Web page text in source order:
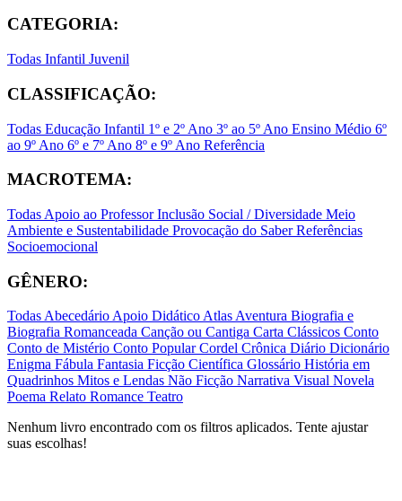
CATEGORIA:
Todas Infantil Juvenil
CLASSIFICAÇÃO:
Todas Educação Infantil 1º e 2º Ano 3º ao 5º Ano Ensino Médio 6º
ao 9º Ano 6º e 7º Ano 8º e 9º Ano Referência
MACROTEMA:
Todas Apoio ao ProfessorInclusão Social / Diversidade Meio
Ambiente e Sustentabilidade Provocação do SaberReferências
Socioemocional
GÊNERO:
TodasAbecedárioApoio DidáticoAtlasAventura Biografia e
Biografia Romanceada Canção ou Cantiga Carta Clássicos Conto
Conto de Mistério Conto PopularCordel Crônica Diário Dicionário
Enigma Fábula Fantasia Ficção Científica Glossário História em
Quadrinhos Mitos e Lendas Não Ficção Narrativa Visual Novela
Poema Relato Romance Teatro
Nenhum livro encontrado com os filtros aplicados. Tente ajustar
suas escolhas!